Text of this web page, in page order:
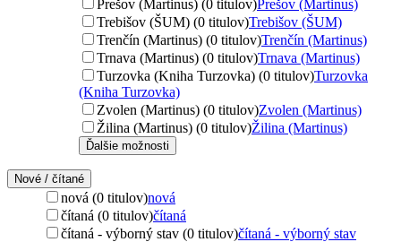
Prešov (Martinus) (0 titulov)Prešov (Martinus)
Trebišov (ŠUM) (0 titulov)Trebišov (ŠUM)
Trenčín (Martinus) (0 titulov)Trenčín (Martinus)
Trnava (Martinus) (0 titulov)Trnava (Martinus)
Turzovka (Kniha Turzovka) (0 titulov)Turzovka
(Kniha Turzovka)
Zvolen (Martinus) (0 titulov)Zvolen (Martinus)
Žilina (Martinus) (0 titulov)Žilina (Martinus)
Ďalšie možnosti
Nové / čítané
nová (0 titulov)nová
čítaná (0 titulov)čítaná
čítaná - výborný stav (0 titulov)čítaná - výborný stav